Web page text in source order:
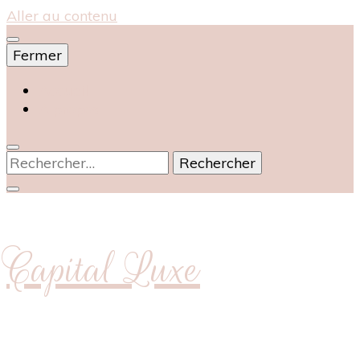
Aller au contenu
Fermer
Rechercher :
Capital Luxe